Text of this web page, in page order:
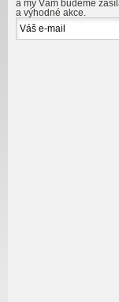
a my Vám budeme
a výhodné akce.